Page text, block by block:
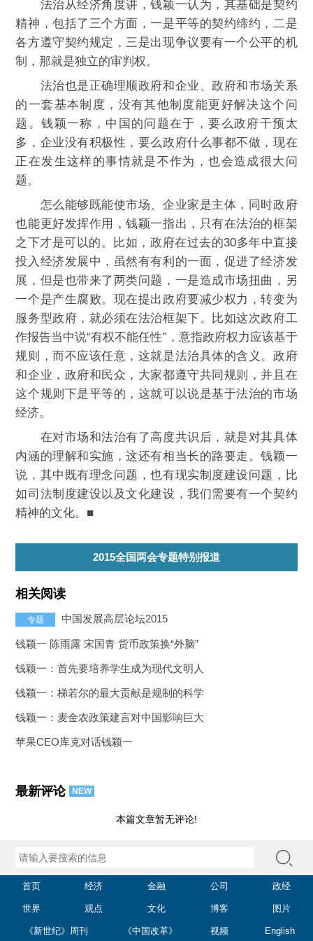
法治从经济角度讲，钱颖一认为，其基础是契约
精神，包括了三个方面，一是平等的契约缔约，二是
各方遵守契约规定，三是出现争议要有一个公平的机
制，那就是独立的审判权。
法治也是正确理顺政府和企业、政府和市场关系
的一套基本制度，没有其他制度能更好解决这个问
题。钱颖一称，中国的问题在于，要么政府干预太
多，企业没有积极性，要么政府什么事都不做，现在
正在发生这样的事情就是不作为，也会造成很大问
题。
怎么能够既能使市场、企业家是主体，同时政府
也能更好发挥作用，钱颖一指出，只有在法治的框架
之下才是可以的。比如，政府在过去的30多年中直接
投入经济发展中，虽然有有利的一面，促进了经济发
展，但是也带来了两类问题，一是造成市场扭曲，另
一个是产生腐败。现在提出政府要减少权力，转变为
服务型政府，就必须在法治框架下。比如这次政府工
作报告当中说“有权不能任性”，意指政府权力应该基于
规则，而不应该任意，这就是法治具体的含义。政府
和企业，政府和民众，大家都遵守共同规则，并且在
这个规则下是平等的，这就可以说是基于法治的市场
经济。
在对市场和法治有了高度共识后，就是对其具体
内涵的理解和实施，这还有相当长的路要走。钱颖一
说，其中既有理念问题，也有现实制度建设问题，比
如司法制度建设以及文化建设，我们需要有一个契约
精神的文化。■
2015全国两会专题特别报道
相关阅读
专题 中国发展高层论坛2015
钱颖一 陈雨露 宋国青 货币政策换“外脑”
钱颖一：首先要培养学生成为现代文明人
钱颖一：梯若尔的最大贡献是规制的科学
钱颖一：麦金农政策建言对中国影响巨大
苹果CEO库克对话钱颖一
最新评论 NEW
本篇文章暂无评论!
首页 经济 金融 公司 政经
世界 观点 文化 博客 图片
《新世纪》周刊 《中国改革》 视频 English